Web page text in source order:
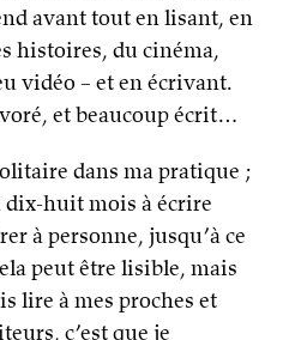
avant tout en lisant, en
histoires, du cinéma,
vidéo – et en écrivant.
et beaucoup écrit…
dans ma pratique ;
dix-huit mois à écrire
à personne, jusqu’à ce
peut être lisible, mais
lire à mes proches et
c’est que je